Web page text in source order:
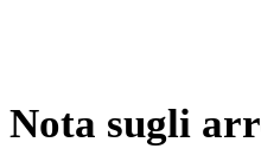
Nota sugli